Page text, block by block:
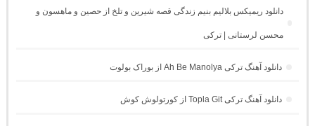
دانلود ریمیکس بلالیم بنیم زندگی قصه شیرین و تلخ از حصین و ماهسون و
محسن لرستانی | ترکی
دانلود آهنگ ترکی Ah Be Manolya از بوراک بولوت
دانلود آهنگ ترکی Topla Git از کورتولوش کوش